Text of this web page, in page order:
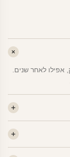
אפילו לאחר שנים.